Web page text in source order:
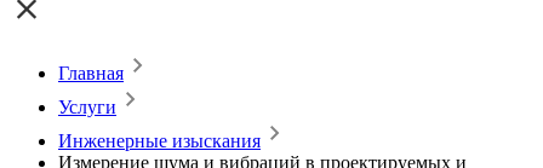
Главная
Услуги
Инженерные изыскания
Измерение шума и вибраций в проектируемых и